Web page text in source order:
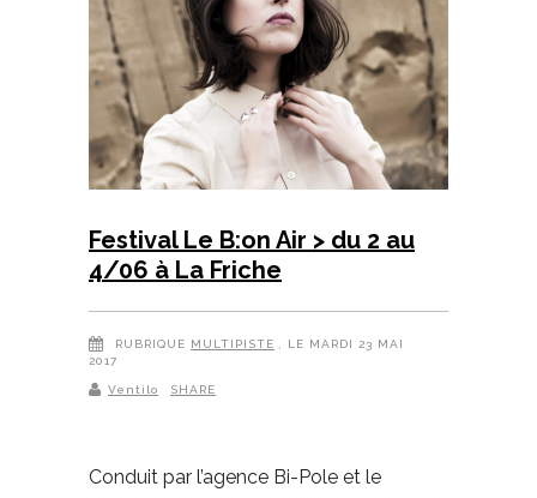
Festival Le B:on Air > du 2 au
4/06 à La Friche
RUBRIQUE MULTIPISTE
, LE MARDI 23 MAI
2017
Ventilo SHARE
Conduit par l’agence Bi-Pole et le